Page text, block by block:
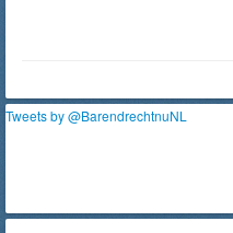
Tweets by @BarendrechtnuNL